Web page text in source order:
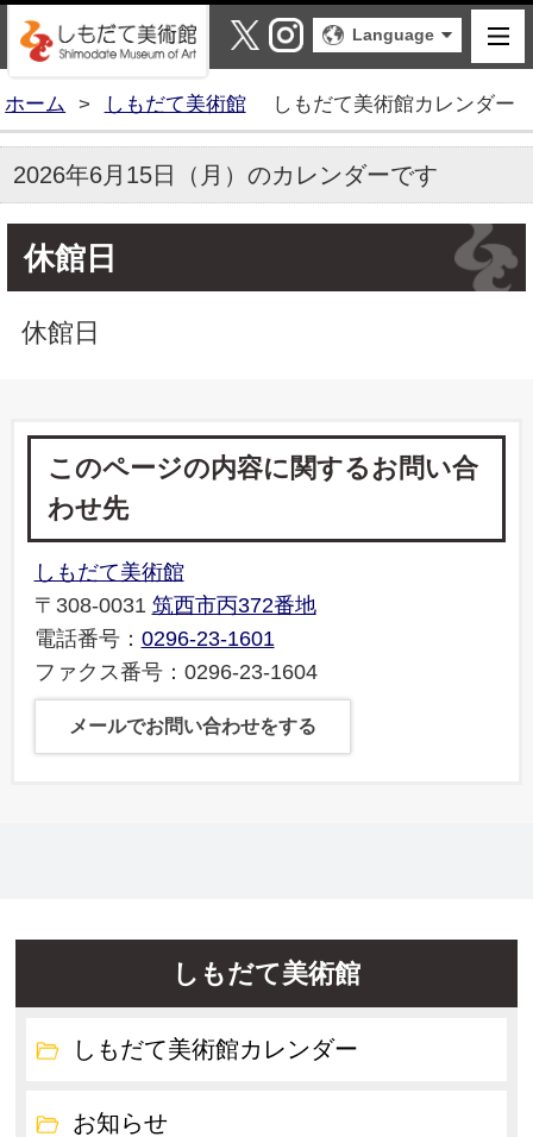
しもだて美術館
X Instagram
Language
ホーム > しもだて美術館 しもだて美術館カレンダー
2026年6月15日（月）のカレンダーです
休館日
休館日
このページの内容に関するお問い合
わせ先
しもだて美術館
〒308-0031 筑西市丙372番地
電話番号： 0296-23-1601
ファクス番号：0296-23-1604
メールでお問い合わせをする
しもだて美術館
しもだて美術館カレンダー
お知らせ